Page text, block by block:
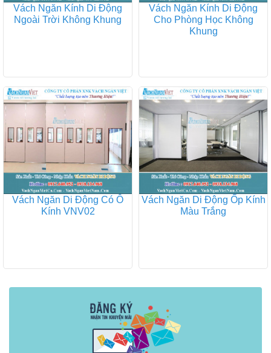
Vách Ngăn Kính Di Động
Ngoài Trời Không Khung
Vách Ngăn Kính Di Động
Cho Phòng Học Không
Khung
Vách Ngăn Di Động Có Ô
Kính VNV02
Vách Ngăn Di Động Ốp Kính
Màu Trắng